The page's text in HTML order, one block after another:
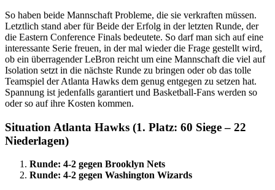
So haben beide Mannschaft Probleme, die sie verkraften müssen.
Letztlich stand aber für Beide der Erfolg in der letzten Runde, der
die Eastern Conference Finals bedeutete. So darf man sich auf eine
interessante Serie freuen, in der mal wieder die Frage gestellt wird,
ob ein überragender LeBron reicht um eine Mannschaft die viel auf
Isolation setzt in die nächste Runde zu bringen oder ob das tolle
Teamspiel der Atlanta Hawks dem genug entgegen zu setzen hat.
Spannung ist jedenfalls garantiert und Basketball-Fans werden so
oder so auf ihre Kosten kommen.
Situation Atlanta Hawks (1. Platz: 60 Siege – 22
Niederlagen)
Runde: 4-2 gegen Brooklyn Nets
Runde: 4-2 gegen Washington Wizards